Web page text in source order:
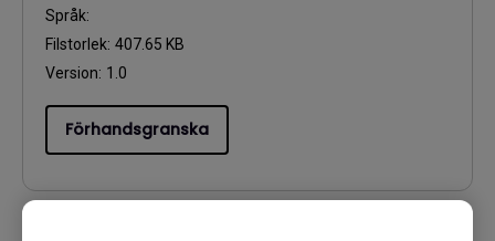
Språk:
Filstorlek: 407.65 KB
Version: 1.0
Förhandsgranska